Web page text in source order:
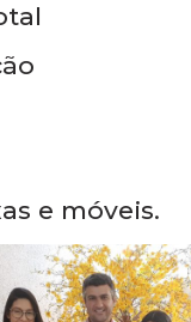
e móveis.